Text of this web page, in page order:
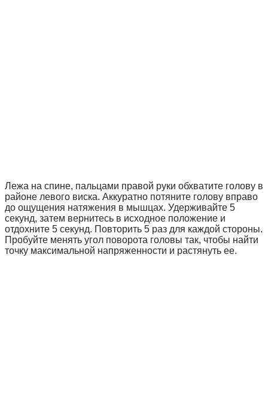
Лежа на спине, пальцами правой руки обхватите голову в
районе левого виска. Аккуратно потяните голову вправо
до ощущения натяжения в мышцах. Удерживайте 5
секунд, затем вернитесь в исходное положение и
отдохните 5 секунд. Повторить 5 раз для каждой стороны.
Пробуйте менять угол поворота головы так, чтобы найти
точку максимальной напряженности и растянуть ее.